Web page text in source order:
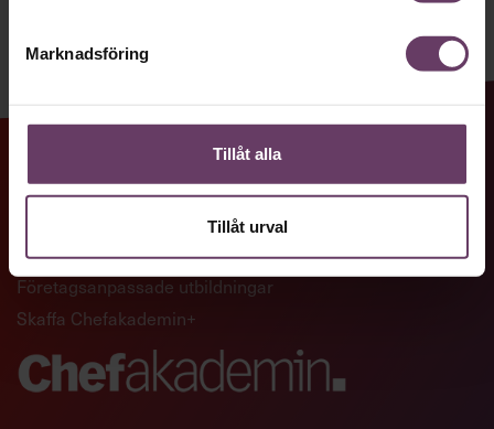
Marknadsföring
Tillåt alla
Tillåt urval
Ledarskapsutbildningar
Företagsanpassade utbildningar
Skaffa Chefakademin+